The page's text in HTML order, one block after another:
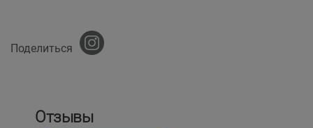
Поделиться
Отзывы